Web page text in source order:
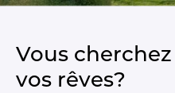
Vous
vos rêves?